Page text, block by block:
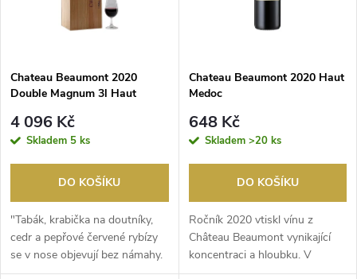
p
r
o
d
u
s
p
r
d
u
Chateau Beaumont 2020
Double Magnum 3l Haut
4 096 Kč
Skladem 5 ks
DO KOŠÍKU
"Tabák, krabička na doutníky,
cedr a pepřové červené rybízy
se v nose objevují bez námahy.
Čerstvé, ...
Chateau Beaumont 2020 Haut
Medoc
648 Kč
Skladem >20 ks
DO KOŠÍKU
Ročník 2020 vtiskl vínu z
Château Beaumont vynikající
koncentraci a hloubku. V
aromatice dominují če...